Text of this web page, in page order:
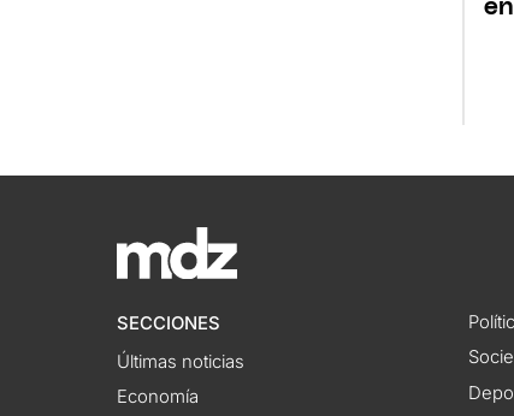
SECCIONES
Últimas noticias
Economía